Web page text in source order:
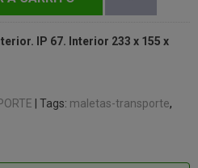
IP 67. Interior 233 x 155 x
Tags: maletas-transporte